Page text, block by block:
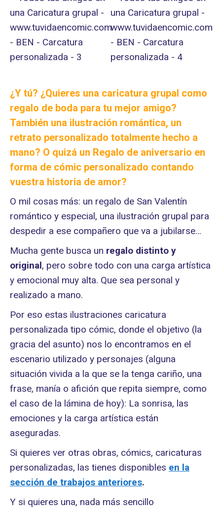
¿Y tú? ¿Quieres una caricatura grupal como
regalo de boda para tu mejor amigo?
También una ilustración romántica, un
retrato personalizado totalmente hecho a
mano? O quizá un Regalo de aniversario en
forma de cómic personalizado contando
vuestra historia de amor?
O mil cosas más: un regalo de San Valentín
romántico y especial, una ilustración grupal para
despedir a ese compañero que va a jubilarse…
Mucha gente busca un regalo distinto y
original, pero sobre todo con una carga artística
y emocional muy alta. Que sea personal y
realizado a mano.
Por eso estas ilustraciones caricatura
personalizada tipo cómic, donde el objetivo (la
gracia del asunto) nos lo encontramos en el
escenario utilizado y personajes (alguna
situación vivida a la que se la tenga cariño, una
frase, manía o afición que repita siempre, como
el caso de la lámina de hoy): La sonrisa, las
emociones y la carga artística están
aseguradas.
Si quieres ver otras obras, cómics, caricaturas
personalizadas, las tienes disponibles en la
sección de trabajos anteriores.
Y si quieres una, nada más sencillo